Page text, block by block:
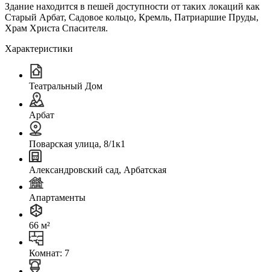
Здание находится в пешей доступности от таких локаций как
Старый Арбат, Садовое кольцо, Кремль, Патриаршие Пруды,
Храм Христа Спасителя.
Характеристики
Театральный Дом
Арбат
Поварская улица, 8/1к1
Александровский сад, Арбатская
Апартаменты
66 м²
Комнат: 7